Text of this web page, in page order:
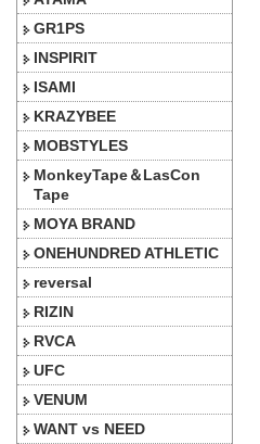
GR1PS
INSPIRIT
ISAMI
KRAZYBEE
MOBSTYLES
MonkeyTape＆LasCon
Tape
MOYA BRAND
ONEHUNDRED ATHLETIC
reversal
RIZIN
RVCA
UFC
VENUM
WANT vs NEED